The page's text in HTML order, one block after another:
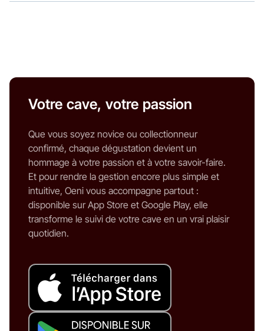
Votre cave, votre passion
Que vous soyez novice ou collectionneur
confirmé, chaque dégustation devient un
hommage à votre passion et à votre savoir-faire.
Et pour rendre la gestion encore plus simple et
intuitive, Oeni vous accompagne partout :
disponible sur App Store et Google Play, elle
transforme le suivi de votre cave en un vrai plaisir
quotidien.